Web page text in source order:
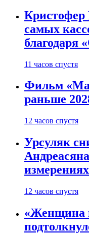
Кристофер
самых
благодаря
11 часов спустя
Фильм
раньше
12 часов спустя
Урсуляк
измерениях
12 часов спустя
«Женщина